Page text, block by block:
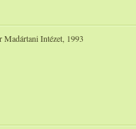
Intézet, 1993